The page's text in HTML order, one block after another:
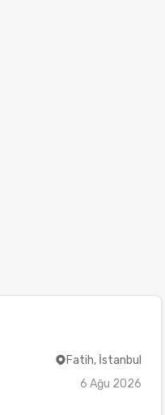
Fatih, İstanbul
6 Ağu 2026